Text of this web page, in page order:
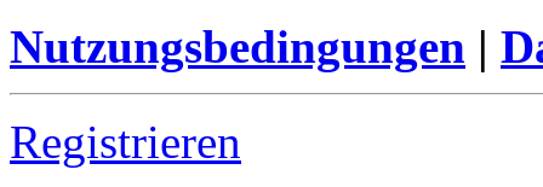
Nutzungsbedingungen |
Registrieren